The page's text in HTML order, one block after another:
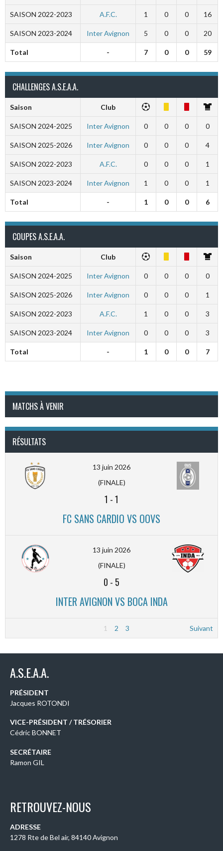
SAISON 2022-2023 A.F.C. 1 0 0 16
SAISON 2023-2024 Inter Avignon 5 0 0 20
Total - 7 0 0 59
CHALLENGES A.S.E.A.A.
Saison Club
SAISON 2024-2025 Inter Avignon 0 0 0 0
SAISON 2025-2026 Inter Avignon 0 0 0 4
SAISON 2022-2023 A.F.C. 0 0 0 1
SAISON 2023-2024 Inter Avignon 1 0 0 1
Total - 1 0 0 6
COUPES A.S.E.A.A.
Saison Club
SAISON 2024-2025 Inter Avignon 0 0 0 0
SAISON 2025-2026 Inter Avignon 0 0 0 1
SAISON 2022-2023 A.F.C. 1 0 0 3
SAISON 2023-2024 Inter Avignon 0 0 0 3
Total - 1 0 0 7
MATCHS À VENIR
RÉSULTATS
13 juin 2026
(FINALE)
1 -1
FC SANS CARDIO VS OOVS
13 juin 2026
(FINALE)
0 - 5
INTER AVIGNON VS BOCA INDA
1 2 3 Suivant
A.S.E.A.A.
PRÉSIDENT
Jacques ROTONDI
VICE-PRÉSIDENT / TRÉSORIER
Cédric BONNET
SECRÉTAIRE
Ramon GIL
RETROUVEZ-NOUS
ADRESSE
1278 Rte de Bel air, 84140 Avignon